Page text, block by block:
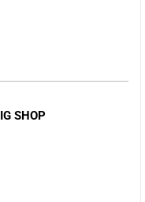
SHOP